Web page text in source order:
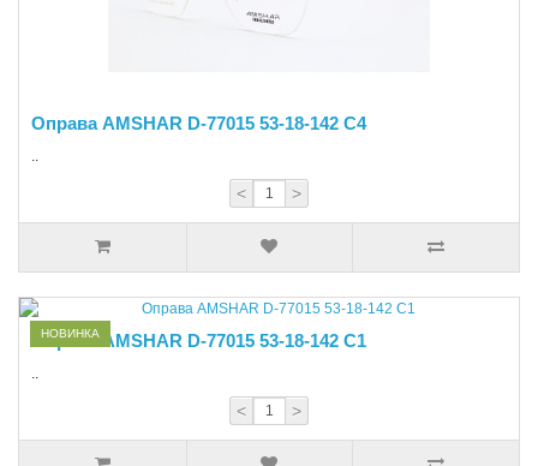
Оправа AMSHAR D-77015 53-18-142 C4
..
< >
НОВИНКА
Оправа AMSHAR D-77015 53-18-142 C1
..
< >